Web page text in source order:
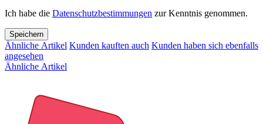
Ich habe die Datenschutzbestimmungen zur Kenntnis genommen.
Speichern
Ähnliche Artikel Kunden kauften auch Kunden haben sich ebenfalls
angesehen
Ähnliche Artikel